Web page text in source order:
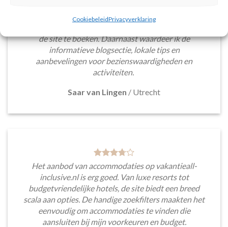
CookiebeleidPrivacyverklaring
prijsklasse en aantal sterren. Pluspunt is de real-
de site te boeken. Daarnaast waardeer ik de
informatieve blogsectie, lokale tips en
aanbevelingen voor bezienswaardigheden en
activiteiten.
Saar van Lingen / Utrecht
Het aanbod van accommodaties op vakantieall-
inclusive.nl is erg goed. Van luxe resorts tot
budgetvriendelijke hotels, de site biedt een breed
scala aan opties. De handige zoekfilters maakten het
eenvoudig om accommodaties te vinden die
aansluiten bij mijn voorkeuren en budget.